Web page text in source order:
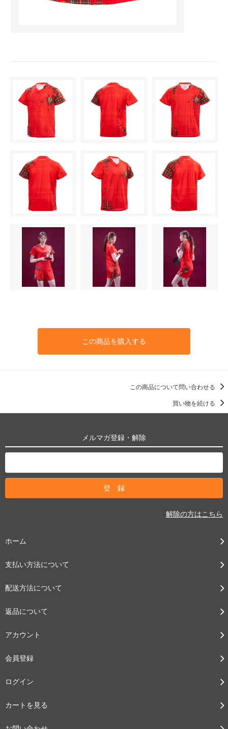
この商品を購入する
この商品について問い合わせる
買い物を続ける
メルマガ登録・解除
解除の方はこちら
ホーム
支払い方法について
配送方法について
返品について
アカウント
会員登録
ログイン
カートを見る